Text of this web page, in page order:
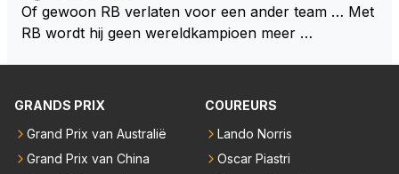
twings uur race samen in een team zouden zitten. D
eze 2 coureurs zouden een fantastisch affiche zijn v
Of gewoon RB verlaten voor een ander team … Met
RB wordt hij geen wereldkampioen meer …
GRANDS PRIX
Grand Prix van Australië
Grand Prix van China
COUREURS
Lando Norris
Oscar Piastri